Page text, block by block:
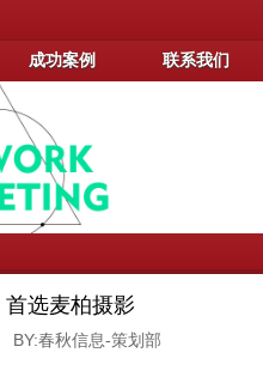
成功案例 联系我们
选麦柏摄影
春秋信息-策划部